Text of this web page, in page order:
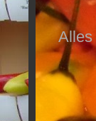
Alles